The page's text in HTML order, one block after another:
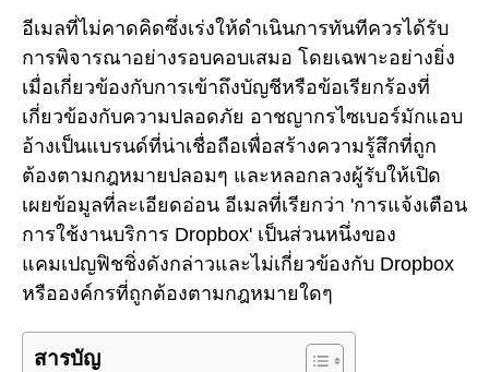
อีเมลที่ไม่คาดคิดซึ่งเร่งให้ดำเนินการทันทีควรได้รับ
การพิจารณาอย่างรอบคอบเสมอ โดยเฉพาะอย่างยิ่ง
เมื่อเกี่ยวข้องกับการเข้าถึงบัญชีหรือข้อเรียกร้องที่
เกี่ยวข้องกับความปลอดภัย อาชญากรไซเบอร์มักแอบ
อ้างเป็นแบรนด์ที่น่าเชื่อถือเพื่อสร้างความรู้สึกที่ถูก
ต้องตามกฎหมายปลอมๆ และหลอกลวงผู้รับให้เปิด
เผยข้อมูลที่ละเอียดอ่อน อีเมลที่เรียกว่า 'การแจ้งเตือน
การใช้งานบริการ Dropbox' เป็นส่วนหนึ่งของ
แคมเปญฟิชชิ่งดังกล่าวและไม่เกี่ยวข้องกับ Dropbox
หรือองค์กรที่ถูกต้องตามกฎหมายใดๆ
สารบัญ